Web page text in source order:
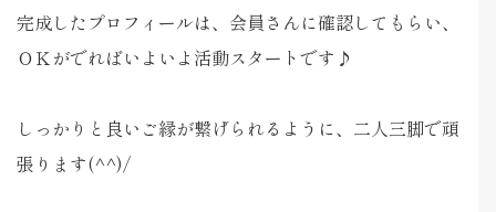
完成したプロフィールは、会員さんに確認してもらい、
ＯＫがでればいよいよ活動スタートです♪
しっかりと良いご縁が繋げられるように、二人三脚で頑
張ります(^^)/